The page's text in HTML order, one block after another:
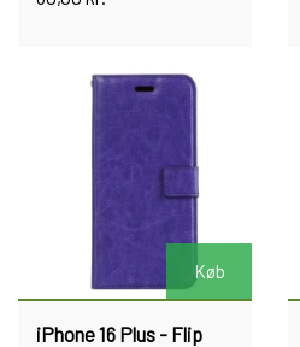
Køb
iPhone 16 Plus - Flip